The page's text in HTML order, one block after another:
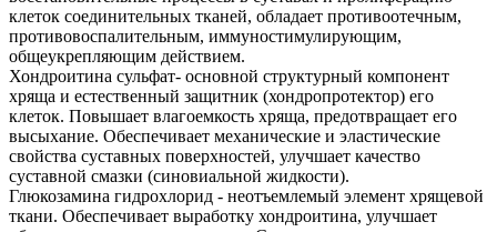
клеток соединительных тканей, обладает противоотечным,
противовоспалительным, иммуностимулирующим,
общеукрепляющим действием.
Хондроитина сульфат- основной структурный компонент
хряща и естественный защитник (хондропротектор) его
клеток. Повышает влагоемкость хряща, предотвращает его
высыхание. Обеспечивает механические и эластические
свойства суставных поверхностей, улучшает качество
суставной смазки (синовиальной жидкости).
Глюкозамина гидрохлорид - неотъемлемый элемент хрящевой
ткани. Обеспечивает выработку хондроитина, улучшает